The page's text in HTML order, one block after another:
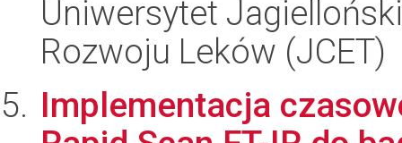
Uniwersytet
Rozwoju Leków (JCET)
Implementacja